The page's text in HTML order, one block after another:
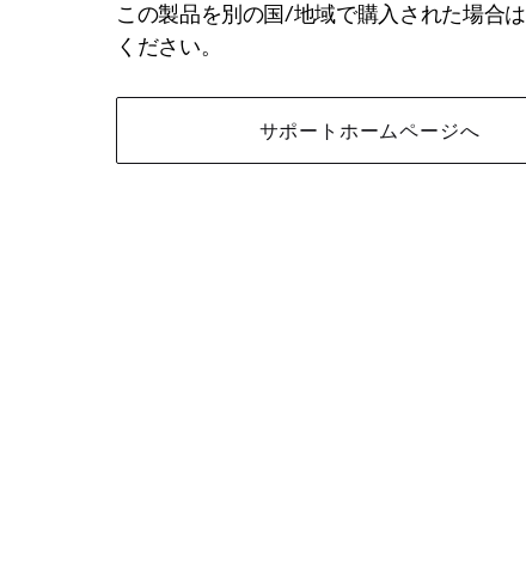
この製品を別の国/地域で購入された場合
ください。
サポートホームページへ